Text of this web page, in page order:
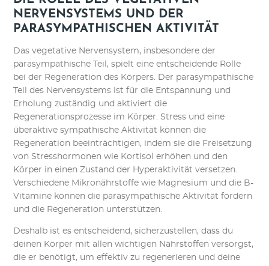
NERVENSYSTEMS UND DER
PARASYMPATHISCHEN AKTIVITÄT
Das vegetative Nervensystem, insbesondere der
parasympathische Teil, spielt eine entscheidende Rolle
bei der Regeneration des Körpers. Der parasympathische
Teil des Nervensystems ist für die Entspannung und
Erholung zuständig und aktiviert die
Regenerationsprozesse im Körper. Stress und eine
überaktive sympathische Aktivität können die
Regeneration beeinträchtigen, indem sie die Freisetzung
von Stresshormonen wie Kortisol erhöhen und den
Körper in einen Zustand der Hyperaktivität versetzen.
Verschiedene Mikronährstoffe wie Magnesium und die B-
Vitamine können die parasympathische Aktivität fördern
und die Regeneration unterstützen.
Deshalb ist es entscheidend, sicherzustellen, dass du
deinen Körper mit allen wichtigen Nährstoffen versorgst,
die er benötigt, um effektiv zu regenerieren und deine